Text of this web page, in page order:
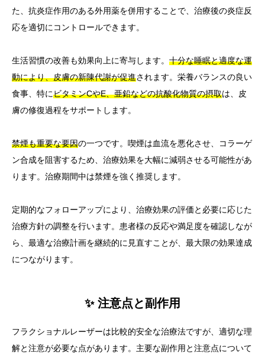
た、抗炎症作用のある外用薬を併用することで、治療後の炎症反
応を適切にコントロールできます。
生活習慣の改善も効果向上に寄与します。 十分な睡眠と適度な運
動により、皮膚の新陳代謝が促進されます。栄養バランスの良い
食事、特にビタミンCやE、亜鉛などの抗酸化物質の摂取は、皮
膚の修復過程をサポートします。
禁煙も重要な要因の一つです。喫煙は血流を悪化させ、コラーゲ
ン合成を阻害するため、治療効果を大幅に減弱させる可能性があ
ります。治療期間中は禁煙を強く推奨します。
定期的なフォローアップにより、治療効果の評価と必要に応じた
治療方針の調整を行います。患者様の反応や満足度を確認しなが
ら、最適な治療計画を継続的に見直すことが、最大限の効果達成
につながります。
✨ 注意点と副作用
フラクショナルレーザーは比較的安全な治療法ですが、適切な理
解と注意が必要な点があります。主要な副作用と注意点について